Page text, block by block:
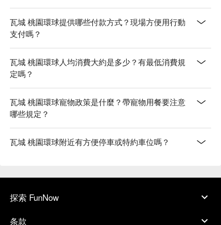
瓦城 桃園環球提供哪些付款方式？現場方便用行動
支付嗎？
瓦城 桃園環球人均消費大約是多少？有最低消費規
定嗎？
瓦城 桃園環球寵物政策是什麼？帶寵物用餐要注意
哪些規定？
瓦城 桃園環球附近有方便停車或特約車位嗎？
探索 FunNow
条款